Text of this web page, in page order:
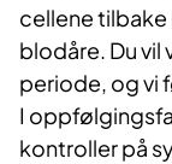
cellene
blodåre. Du vil
periode, og vi
I
kontroller på